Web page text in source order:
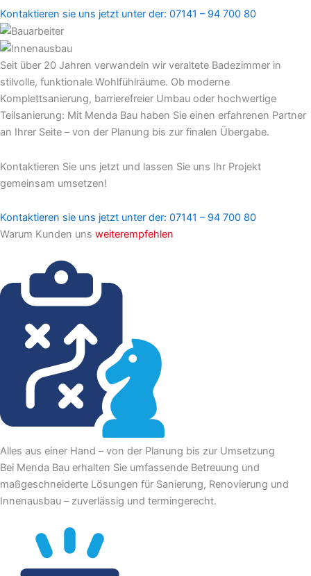
Kontaktieren sie uns jetzt unter der: 07141 – 94 700 80
Seit über 20 Jahren verwandeln wir veraltete Badezimmer in
stilvolle, funktionale Wohlfühlräume. Ob moderne
Komplettsanierung, barrierefreier Umbau oder hochwertige
Teilsanierung: Mit Menda Bau haben Sie einen erfahrenen Partner
an Ihrer Seite – von der Planung bis zur finalen Übergabe.
Kontaktieren Sie uns jetzt und lassen Sie uns Ihr Projekt
gemeinsam umsetzen!
Kontaktieren sie uns jetzt unter der: 07141 – 94 700 80
Warum Kunden uns weiterempfehlen
Alles aus einer Hand – von der Planung bis zur Umsetzung
Bei Menda Bau erhalten Sie umfassende Betreuung und
maßgeschneiderte Lösungen für Sanierung, Renovierung und
Innenausbau – zuverlässig und termingerecht.